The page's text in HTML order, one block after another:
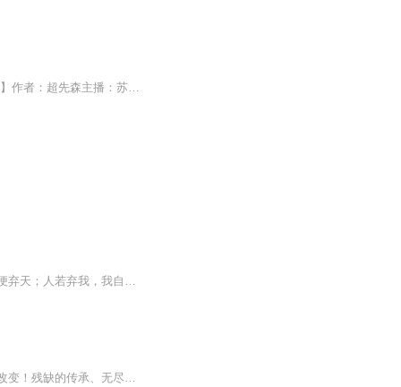
【内容简介】尴尬了！外卖小哥给男顾客送餐，开门的却是自己的女朋友。【作者/主播简介】作者：超先森主播：苏萧然【购买须知】1、本作品为付费有声书，0.2元/集，前20集为免费试听，预计每天更新2集，敬请关注。2、本作品为虚拟内容服务。3、版权归原作者所有，严禁翻录成任何形式，严禁在任何第三方平台传播，违者将追究其法律责任。4、如在充值/购买环节遇到问题，可以通过页面上方按钮，分享至微信内使用微信支付完成购买。5、在订阅或付费过程中，如果你有任何问题，...
【内容简介】御雷霆之怒，收罗万千法宝，搅动天下风云……天弃者？可笑！天若弃我，我便弃天；人若弃我，我自逍遥！三天纹吞噬万古，万灵塔镇压诸天！身揽众美，踏破苍穹，成就亘古独尊之名！【作者/主播简介】作者：魂圣，网络小说作家。主播：双面人，以...
内容介绍：一个被人下毒成为废材的少年，在接受了九天丹王的记忆之后，他的命运被彻底改变！残缺的传承、无尽的领悟、玄奥的武道……少年踏着坚定的步伐，踩着敌人的尸体，一步一步，踏入无上天道我是宋剑，我的命运，自己掌控，我的爱人，我来守护，天若...